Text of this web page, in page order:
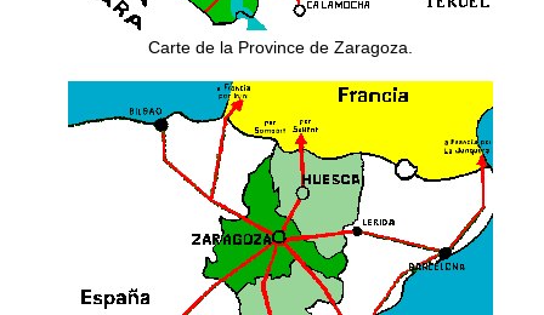
Carte de la Province de Zaragoza.